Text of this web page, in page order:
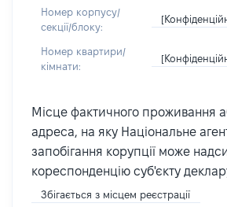
Номер корпусу/
секції/блоку:
Номер квартири/
кімнати:
Місце фактичного проживання
адреса, на яку Національне
запобігання корупції може
кореспонденцію суб'єкту
Збігається з місцем реєстрації